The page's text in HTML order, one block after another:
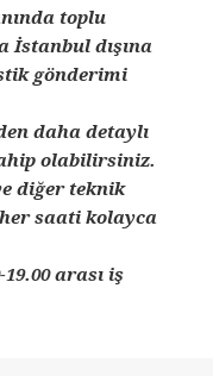
toplu
İstanbul dışına
gönderimi
daha detaylı
olabilirsiniz.
diğer teknik
saati kolayca
arası iş